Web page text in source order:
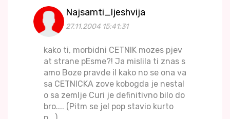
Najsamti_ljeshvija
27.11.2004 15:41:31
kako ti, morbidni CETNIK mozes pjev
at strane pEsme?! Ja mislila ti znas s
amo Boze pravde il kako no se ona va
sa CETNICKA zove kobogda je nestal
o sa zemlje Curi je definitivno bilo do
bro.... (Pitm se jel pop stavio kurto